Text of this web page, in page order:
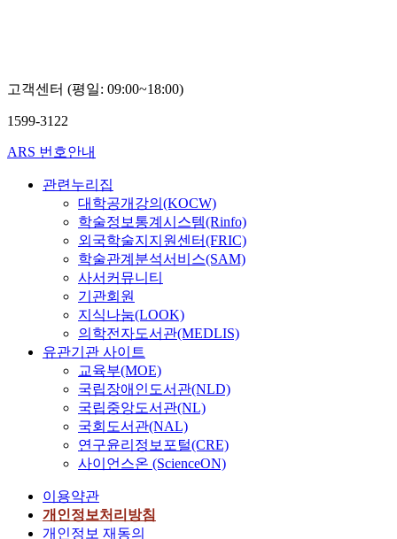
고객센터 (평일: 09:00~18:00)
1599-3122
ARS 번호안내
관련누리집
대학공개강의(KOCW)
학술정보통계시스템(Rinfo)
외국학술지지원센터(FRIC)
학술관계분석서비스(SAM)
사서커뮤니티
기관회원
지식나눔(LOOK)
의학전자도서관(MEDLIS)
유관기관 사이트
교육부(MOE)
국립장애인도서관(NLD)
국립중앙도서관(NL)
국회도서관(NAL)
연구윤리정보포털(CRE)
사이언스온 (ScienceON)
이용약관
개인정보처리방침
개인정보 재동의